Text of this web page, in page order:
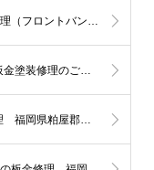
福岡市城南区からスズキ-スティングレーの板金塗装修理のご依頼です
マツダCX-8の左側面損傷を板金塗装にて修理 福岡県粕屋郡M様